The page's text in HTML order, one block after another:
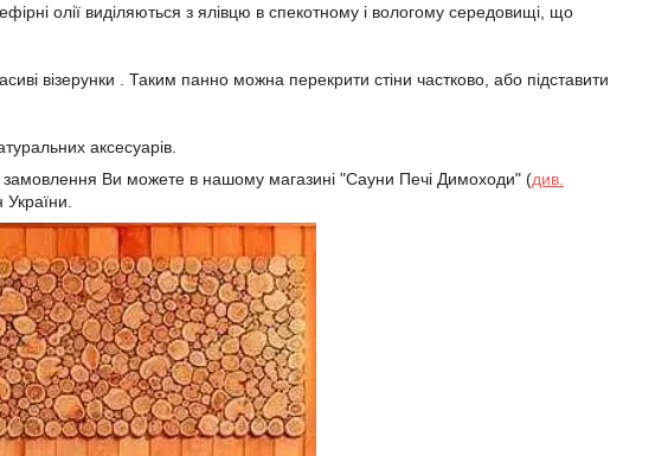
олії виділяються з ялівцю в спекотному і вологому середовищі, що
візерунки . Таким панно можна перекрити стіни частково, або підставити
аксесуарів.
замовлення Ви можете в нашому магазині "Сауни Печі Димоходи" (див.